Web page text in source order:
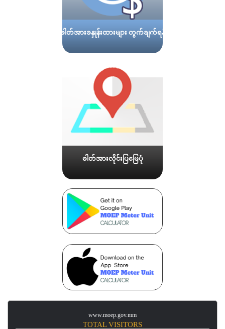
ဓါတ်အားခနှုန်းထားများ တွက်ချက်ရန်
ဓါတ်အားလိုင်းပြမြေပုံ
www.moep.gov.mm
TOTAL VISITORS